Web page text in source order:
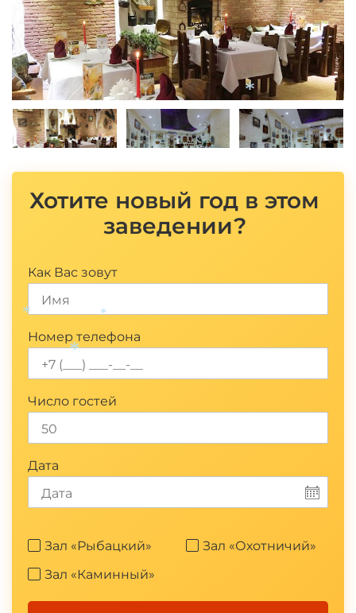
Хотите новый год в этом
заведении?
Как Вас зовут
Номер телефона
Число гостей
Дата
Зал «Рыбацкий»
Зал «Охотничий»
Зал «Каминный»
* *
*
*